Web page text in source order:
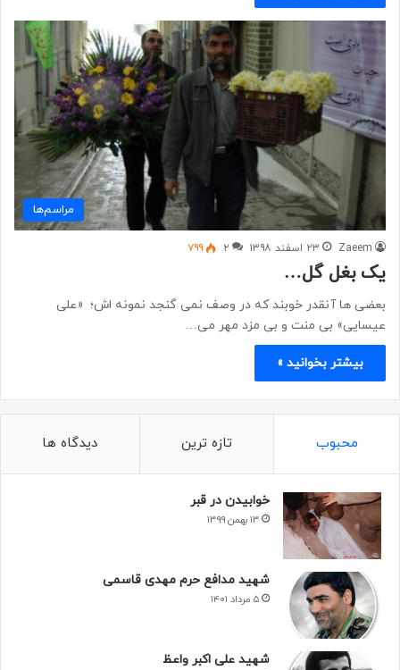
مراسم‌ها
Zaeem ۲۳ اسفند ۱۳۹۸ ۲ ۷۹۹
یک بغل گل…
بعضی ها آنقدر خوبند که در وصف نمی گنجد نمونه اش؛ «علی
عیسایی» بی منت و بی مزد مهر می…
بیشتر بخوانید »
محبوب تازه ترین دیدگاه ها
خوابیدن در قبر
۱۳ بهمن ۱۳۹۹
شهید مدافع حرم مهدی قاسمی
۵ مرداد ۱۴۰۱
شهید علی اکبر واعظ